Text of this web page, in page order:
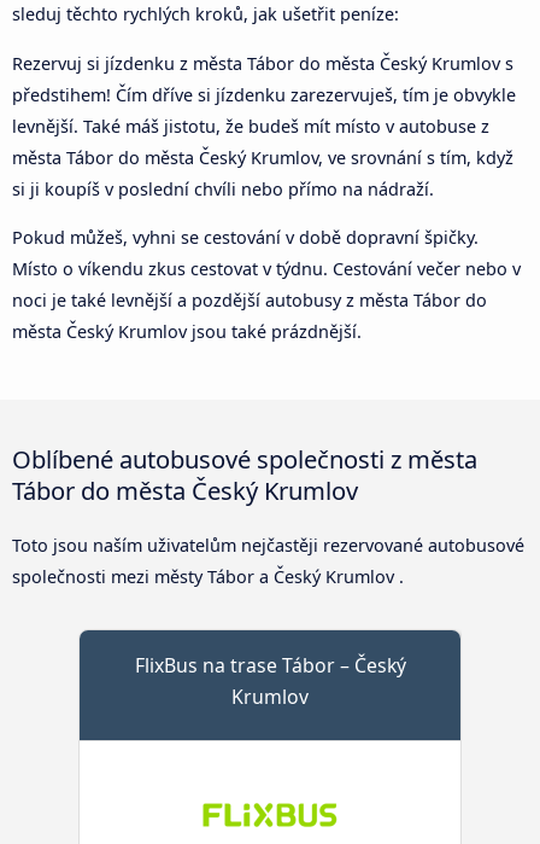
sleduj těchto rychlých kroků, jak ušetřit peníze:
Rezervuj si jízdenku z města Tábor do města Český Krumlov s
předstihem! Čím dříve si jízdenku zarezervuješ, tím je obvykle
levnější. Také máš jistotu, že budeš mít místo v autobuse z
města Tábor do města Český Krumlov, ve srovnání s tím, když
si ji koupíš v poslední chvíli nebo přímo na nádraží.
Pokud můžeš, vyhni se cestování v době dopravní špičky.
Místo o víkendu zkus cestovat v týdnu. Cestování večer nebo v
noci je také levnější a pozdější autobusy z města Tábor do
města Český Krumlov jsou také prázdnější.
Oblíbené autobusové společnosti z města
Tábor do města Český Krumlov
Toto jsou naším uživatelům nejčastěji rezervované autobusové
společnosti mezi městy Tábor a Český Krumlov .
FlixBus na trase Tábor – Český
Krumlov